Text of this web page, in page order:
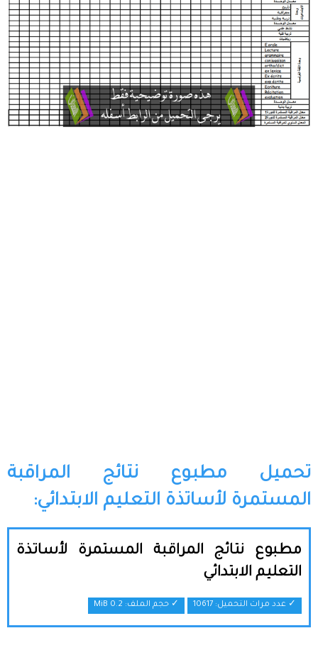
تحميل مطبوع نتائج المراقبة
المستمرة لأساتذة التعليم الابتدائي:
مطبوع نتائج المراقبة المستمرة لأساتذة
التعليم الابتدائي
✓ عدد مرات التحميل: 10617 ✓ حجم الملف: 0.2 MiB